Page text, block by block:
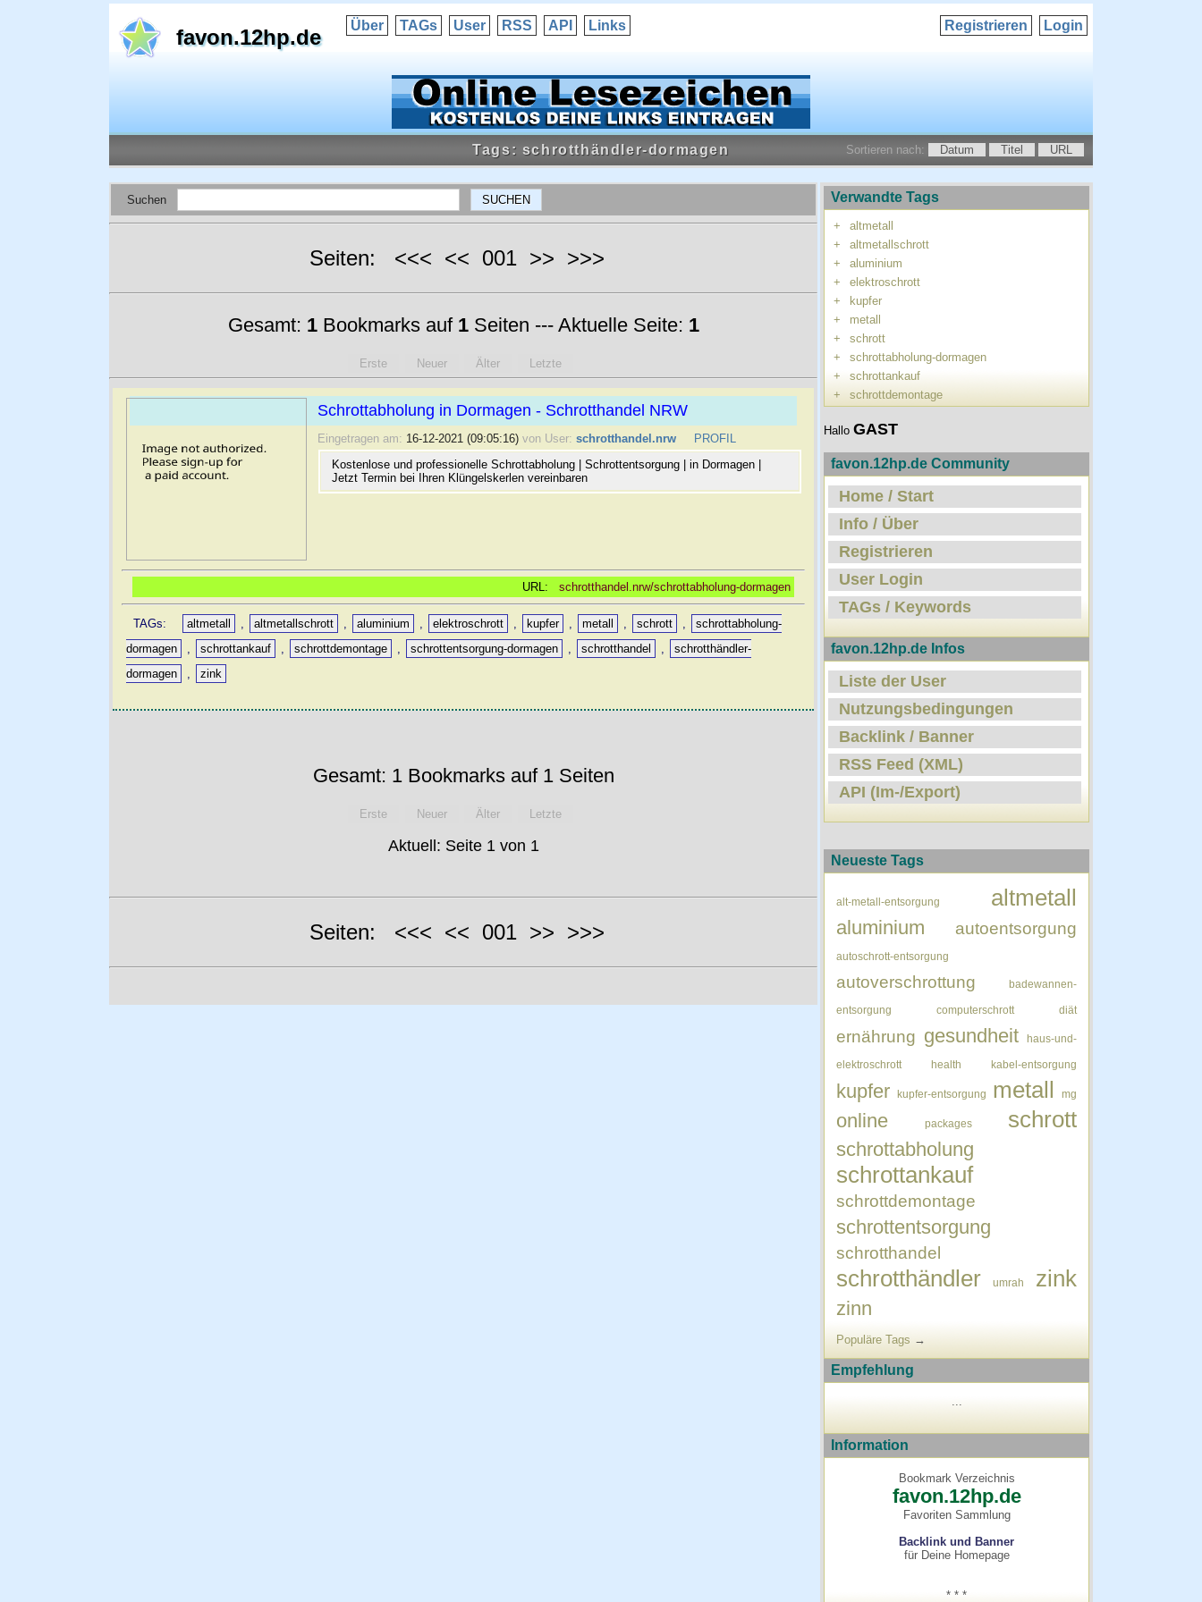
favon.12hp.de Über TAGs User RSS API Links Login
Registrieren
Tags: schrotthändler-dormagen Sortieren nach: Datum Titel URL
Suchen
Seiten: <<< << 001 >> >>>
Gesamt: 1Bookmarks auf 1Seiten --- Aktuelle Seite: 1
Erste Neuer Älter Letzte
Schrottabholung in Dormagen - Schrotthandel NRW
Eingetragen am: 16-12-2021 (09:05:16) von User: schrotthandel.nrw
PROFIL
Kostenlose und professionelle Schrottabholung | Schrottentsorgung | in Dormagen |
Jetzt Termin bei Ihren Klüngelskerlen vereinbaren
URL: schrotthandel.nrw/schrottabholung-dormagen
TAGs: altmetall , altmetallschrott , aluminium , elektroschrott , kupfer , metall , schrott ,
schrottabholung-
dormagen
, schrottankauf , schrottdemontage , schrottentsorgung-dormagen , schrotthandel ,
schrotthändler-
dormagen
, zink
Gesamt: 1 Bookmarks auf 1 Seiten
Erste Neuer Älter Letzte
Aktuell: Seite 1 von 1
Seiten: <<< << 001 >> >>>
Verwandte Tags
+
altmetall
+
altmetallschrott
+
aluminium
+
elektroschrott
+
kupfer
+
metall
+
schrott
+
schrottabholung-dormagen
+
schrottankauf
+
schrottdemontage
Hallo GAST
favon.12hp.de Community
Home / Start
Info / Über
Registrieren
User Login
TAGs / Keywords
favon.12hp.de Infos
Liste der User
Nutzungsbedingungen
Backlink / Banner
RSS Feed (XML)
API (Im-/Export)
Neueste Tags
alt-metall-entsorgung altmetall
aluminium autoentsorgung
autoschrott-entsorgung
autoverschrottung badewannen-
entsorgung computerschrott diät
ernährung gesundheit haus-und-
elektroschrott health kabel-entsorgung
kupfer kupfer-entsorgung metall mg
online packages schrott
schrottabholung
schrottankauf
schrottdemontage
schrottentsorgung
schrotthandel
schrotthändler umrah zink
zinn
Populäre Tags →
Empfehlung
Information
Bookmark Verzeichnis
favon.12hp.de
Favoriten Sammlung
Backlink und Banner
für Deine Homepage
* * *